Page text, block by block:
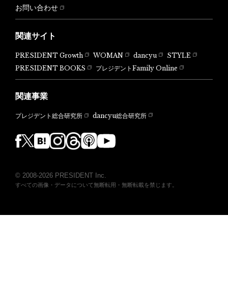
お問い合わせ
関連サイト
PRESIDENT Growth WOMAN dancyu
STYLE
PRESIDENT BOOKS
プレジデントFamily Online
関連事業
プレジデント総合研究所 dancyu総合研究所
© 2008-2026 PRESIDENT Inc.
すべての画像・データについて無断転用・無断転載を禁じます。